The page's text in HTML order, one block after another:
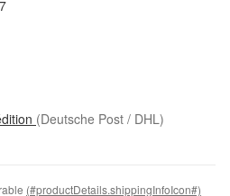
(Deutsche Post / DHL)
(#productDetails.shippingInfoIcon#)